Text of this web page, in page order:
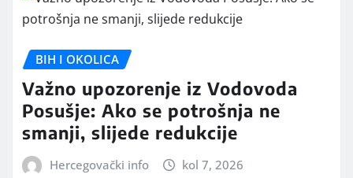
BIH I OKOLICA
Važno upozorenje iz Vodovoda
Posušje: Ako se potrošnja ne
smanji, slijede redukcije
Hercegovački info kol 7, 2026